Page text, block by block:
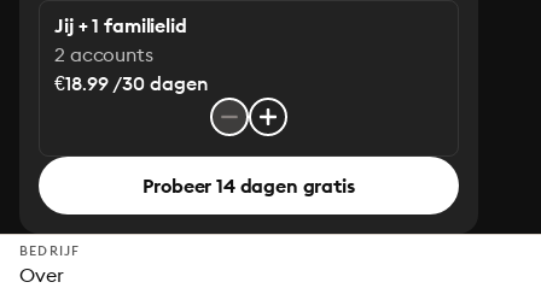
Jij + 1 familielid
2 accounts
€18.99 /30 dagen
Probeer 14 dagen gratis
BEDRIJF
Over